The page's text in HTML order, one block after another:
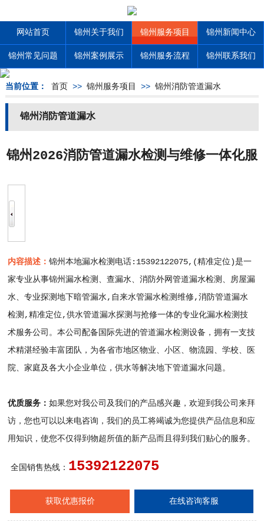
网站首页 锦州关于我们 锦州服务项目 锦州新闻中心
锦州常见问题 锦州案例展示 锦州服务流程 锦州联系我们
当前位置： 首页 >> 锦州服务项目 >> 锦州消防管道漏水
锦州消防管道漏水
锦州2026消防管道漏水检测与维修一体化服
内容描述：锦州本地漏水检测电话:15392122075,(精准定位)是一
家专业从事锦州漏水检测、查漏水、消防外网管道漏水检测、房屋漏
水、专业探测地下暗管漏水,自来水管漏水检测维修,消防管道漏水
检测,精准定位,供水管道漏水探测与抢修一体的专业化漏水检测技
术服务公司。本公司配备国际先进的管道漏水检测设备，拥有一支技
术精湛经验丰富团队，为各省市地区物业、小区、物流园、学校、医
院、家庭及各大小企业单位，供水等解决地下管道漏水问题。
优质服务：如果您对我公司及我们的产品感兴趣，欢迎到我公司来拜
访，您也可以以来电咨询，我们的员工将竭诚为您提供产品信息和应
用知识，使您不仅得到物超所值的新产品而且得到我们贴心的服务。
全国销售热线： 15392122075
获取优惠报价 在线咨询客服